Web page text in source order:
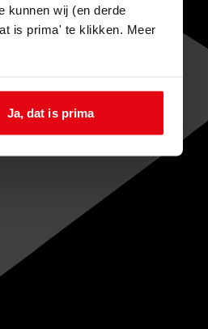
kunnen wij (en derde
is prima' te klikken. Meer
Ja, dat is prima